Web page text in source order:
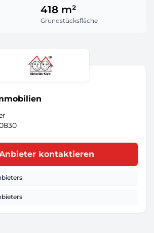
Grundstücksfläche
418 m²
kontaktieren